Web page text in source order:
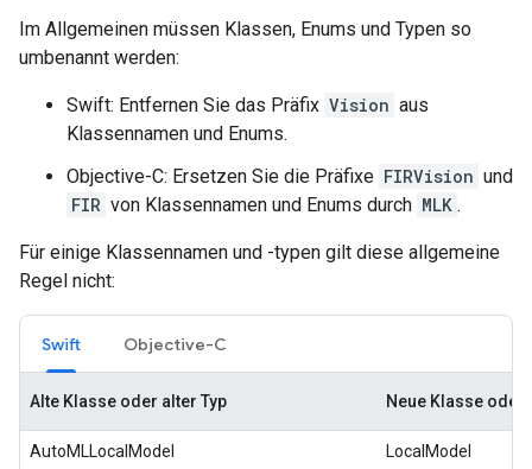
Im Allgemeinen müssen Klassen, Enums und Typen so
umbenannt werden:
Swift: Entfernen Sie das Präfix Vision aus
Klassennamen und Enums.
Objective-C: Ersetzen Sie die Präfixe FIRVision und
FIR von Klassennamen und Enums durch MLK .
Für einige Klassennamen und -typen gilt diese allgemeine
Regel nicht:
Swift Objective-C
Alte Klasse oder alter Typ Neue Klasse oder
AutoMLLocalModel LocalModel